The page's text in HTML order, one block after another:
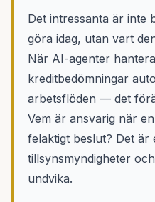
Det intressanta är inte
göra idag, utan vart
När AI-agenter
kreditbedömningar
arbetsflöden — det
Vem är ansvarig när
felaktigt beslut? Det är
tillsynsmyndigheter
undvika.